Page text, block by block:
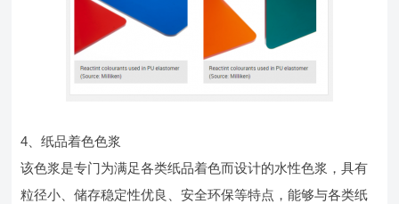
4、纸品着色色浆
该色浆是专门为满足各类纸品着色而设计的水性色浆，具有
粒径小、储存稳定性优良、安全环保等特点，能够与各类纸